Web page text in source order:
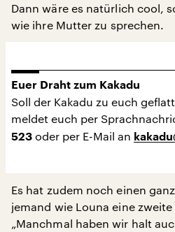
Dann wäre es natürlich cool,
wie ihre Mutter zu sprechen.
Euer Draht zum Kakadu
Soll der Kakadu zu euch
meldet euch per
523 oder per E-Mail an
Es hat zudem noch einen
jemand wie Louna eine
„Manchmal haben wir halt